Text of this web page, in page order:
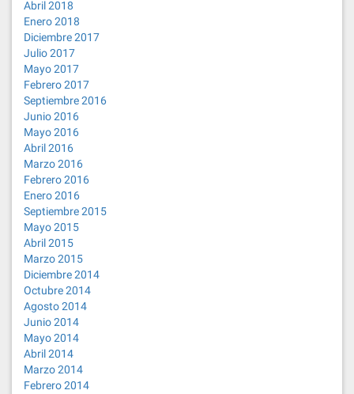
Abril 2018
Enero 2018
Diciembre 2017
Julio 2017
Mayo 2017
Febrero 2017
Septiembre 2016
Junio 2016
Mayo 2016
Abril 2016
Marzo 2016
Febrero 2016
Enero 2016
Septiembre 2015
Mayo 2015
Abril 2015
Marzo 2015
Diciembre 2014
Octubre 2014
Agosto 2014
Junio 2014
Mayo 2014
Abril 2014
Marzo 2014
Febrero 2014